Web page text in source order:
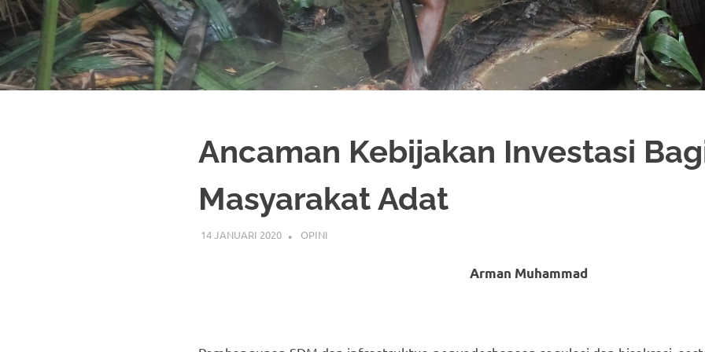
Ancaman Kebijakan Investasi
Masyarakat Adat
14 JANUARI 2020 OPINI
Arman Muhammad